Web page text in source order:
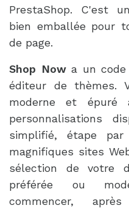
PrestaShop. C'est
bien emballée pour
de page.
Shop Nowa un code
éditeur de thèmes.
moderne et épuré
personnalisations
simplifié, étape
magnifiques sites
sélection de votre
préférée ou
commencer,